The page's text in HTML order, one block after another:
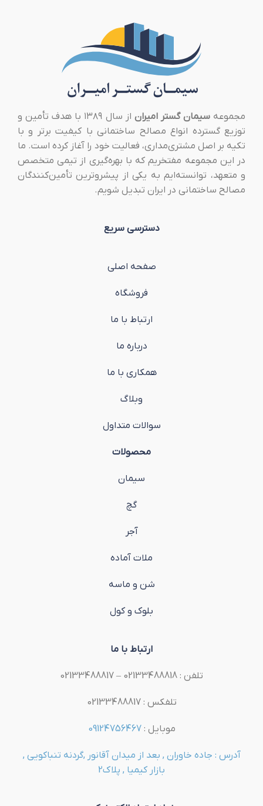
مجموعهسیمان گستر امیران
از سال ۱۳۸۹ با هدف تأمین و
توزیع گسترده انواع مصالح ساختمانی با کیفیت برتر و با
تکیه بر اصل مشتری‌مداری، فعالیت خود را آغاز کرده است. ما
در این مجموعه مفتخریم که با بهره‌گیری از تیمی متخصص
و متعهد، توانسته‌ایم به یکی از پیشروترین تأمین‌کنندگان
مصالح ساختمانی در ایران تبدیل شویم.
دسترسی سریع
صفحه اصلی
فروشگاه
ارتباط با ما
درباره ما
همکاری با ما
وبلاگ
سوالات متداول
محصولات
سیمان
گچ
آجر
ملات آماده
شن و ماسه
بلوک و کول
ارتباط با ما
تلفن : 02133488818 – 02133488817
تلفکس : 02133488817
موبایل :09124756467
آدرس : جاده خاوران , بعد از میدان آقانور ,گردنه تنباکویی ,
بازار کیمیا , پلاک2